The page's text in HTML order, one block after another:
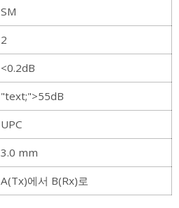
SM
2
<0.2dB
"text;">55dB
UPC
3.0 mm
A(Tx)에서 B(Rx)로